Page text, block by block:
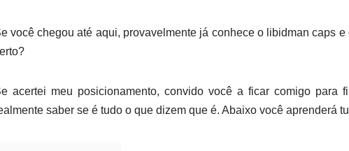
você chegou até aqui, provavelmente já conhece o libidman caps
acertei meu posicionamento, convido você a ficar comigo
saber se é tudo o que dizem que é. Abaixo você aprenderá